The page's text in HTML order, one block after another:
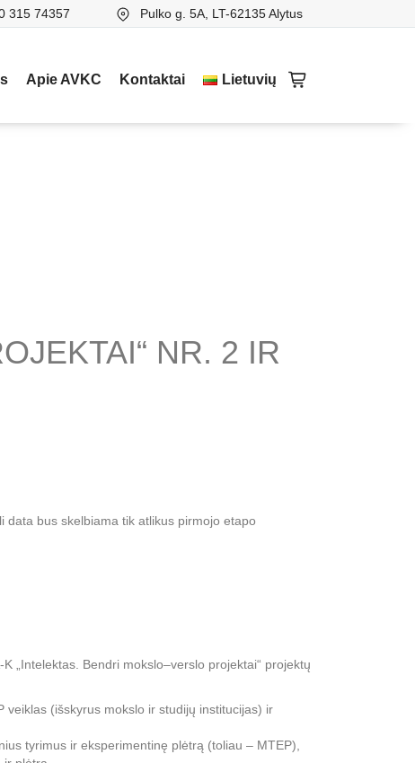
315 74357 Pulko g. 5A, LT-62135 Alytus
Apie AVKC Kontaktai Lietuvių
NR. 2 IR
bus skelbiama tik atlikus pirmojo etapo
„Intelektas. Bendri mokslo–verslo projektai“ projektų
(išskyrus mokslo ir studijų institucijas) ir
tyrimus ir eksperimentinę plėtrą (toliau – MTEP),